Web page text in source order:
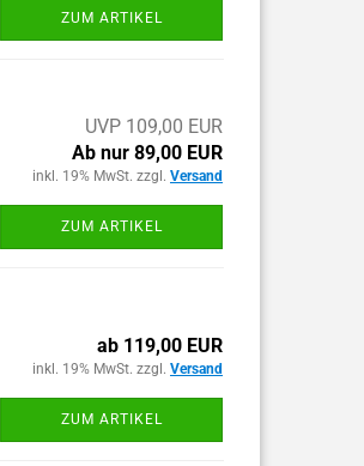
ZUM ARTIKEL
UVP 109,00 EUR
Ab nur 89,00 EUR
inkl. 19% MwSt. zzgl. Versand
ZUM ARTIKEL
ab 119,00 EUR
inkl. 19% MwSt. zzgl. Versand
ZUM ARTIKEL